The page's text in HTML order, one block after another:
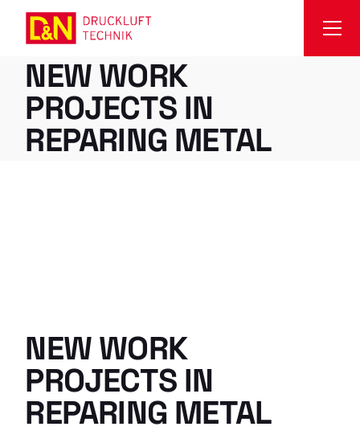
Skip
NEW WORK
PROJECTS IN
REPARING METAL
NEW WORK
PROJECTS IN
REPARING METAL